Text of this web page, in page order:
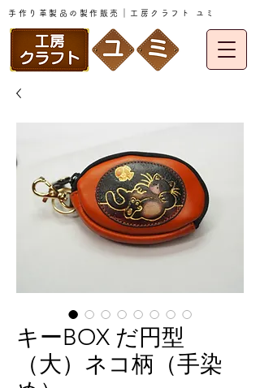
手作り革製品の製作販売｜工房クラフト ユミ
キーBOX だ円型
（大）ネコ柄（手染